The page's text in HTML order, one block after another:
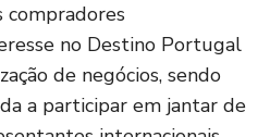
compradores
no Destino Portugal
de negócios, sendo
a participar em jantar de